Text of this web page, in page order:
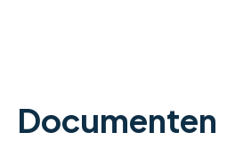
Documenten